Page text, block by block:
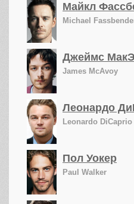
Майкл
Michael
Джеймс
James McAvoy
Леонардо
Leonardo DiCaprio
Пол Уокер
Paul Walker